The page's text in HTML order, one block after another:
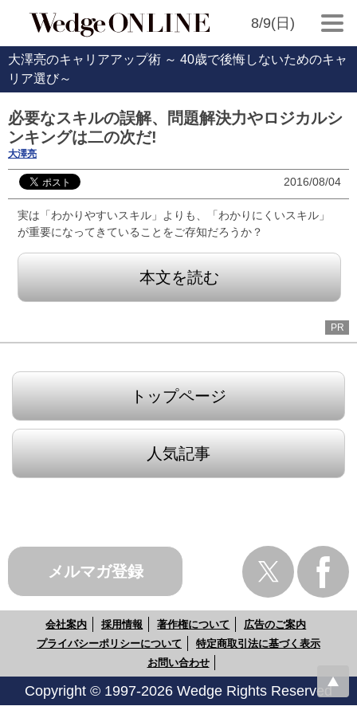
8/9(日)
大澤亮のキャリアアップ術 ～ 40歳で後悔しないためのキャ
リア選び～
必要なスキルの誤解、問題解決力やロジカルシ
ンキングは二の次だ!
大澤亮
2016/08/04
実は「わかりやすいスキル」よりも、「わかりにくいスキル」
が重要になってきていることをご存知だろうか？
本文を読む
PR
トップページ
人気記事
メルマガ登録
会社案内 採用情報 著作権について
広告のご案内
プライバシーポリシーについて
特定商取引法に基づく表示
お問い合わせ
Copyright © 1997-2026 Wedge Rights Reserved